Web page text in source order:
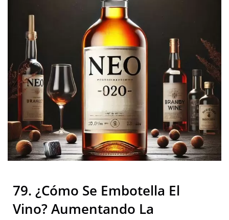
Calidad | Neostarpack Co.,
Ltd.
79. ¿Cómo Se Embotella El
Vino? Aumentando La